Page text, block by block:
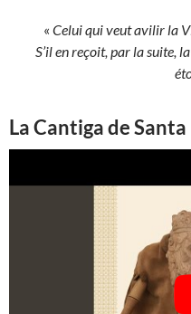
« Celui qui veut avilir la
S’il en reçoit, par la suite,
La Cantiga de